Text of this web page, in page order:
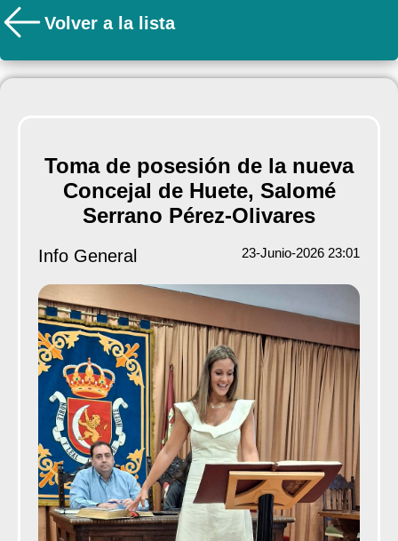
Volver a la lista
Toma de posesión de la nueva
Concejal de Huete, Salomé
Serrano Pérez-Olivares
Info General 23-Junio-2026 23:01